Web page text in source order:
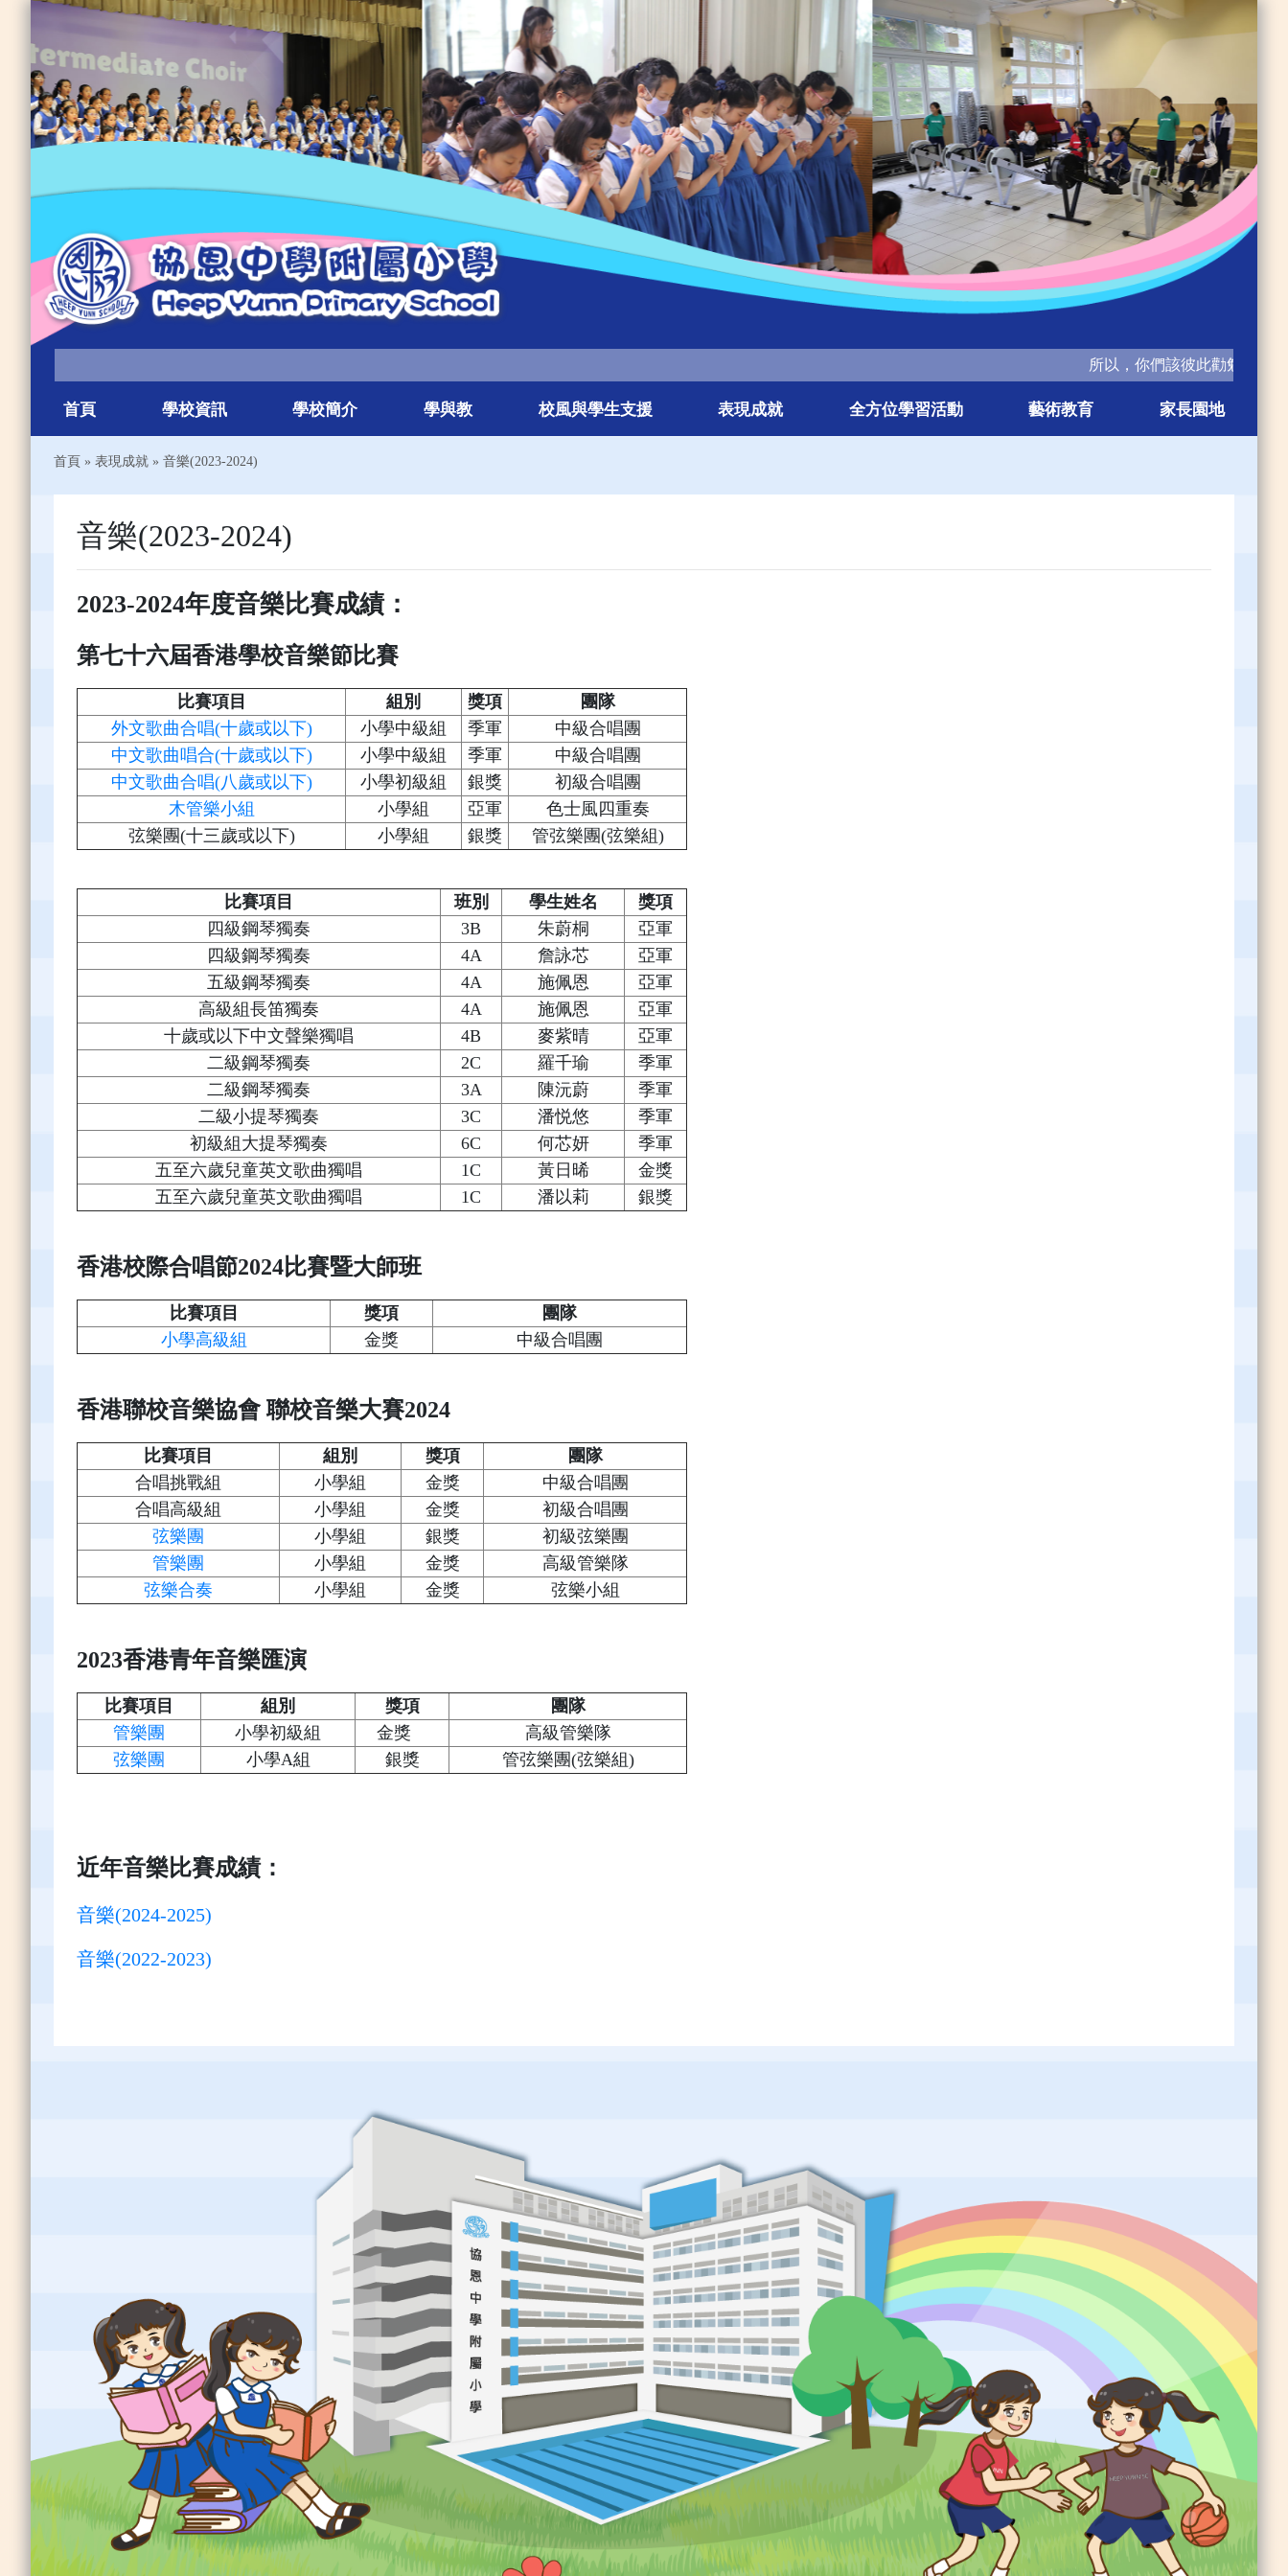
所以，你們該彼此勸勉，互相
首頁 學校資訊 學校簡介 學與教 校風與學生支援 表現成就 全方位學習活動 藝術教育 家長園地
首頁 » 表現成就 » 音樂(2023-2024)
音樂(2023-2024)
2023-2024年度音樂比賽成績：
第七十六屆香港學校音樂節比賽
比賽項目 組別 獎項
團隊
外文歌曲合唱(十歲或以下)
小學中級組 季軍
中級合唱團
中文歌曲唱合(十歲或以下)
小學中級組 季軍
中級合唱團
中文歌曲合唱(八歲或以下)
小學初級組 銀獎
初級合唱團
木管樂小組
小學組 亞軍
色士風四重奏
弦樂團(十三歲或以下)
小學組 銀獎 管弦樂團(弦樂組)
比賽項目 班別 學生姓名
獎項
四級鋼琴獨奏
3B 朱蔚桐
亞軍
四級鋼琴獨奏
4A 詹詠芯
亞軍
五級鋼琴獨奏
4A 施佩恩
亞軍
高級組長笛獨奏
4A 施佩恩
亞軍
十歲或以下中文聲樂獨唱
4B 麥紫晴
亞軍
二級鋼琴獨奏
2C 羅千瑜
季軍
二級鋼琴獨奏
3A 陳沅蔚
季軍
二級小提琴獨奏
3C 潘悦悠
季軍
初級組大提琴獨奏
6C 何芯妍
季軍
五至六歲兒童英文歌曲獨唱
1C 黃日晞
金獎
五至六歲兒童英文歌曲獨唱
1C 潘以莉 銀獎
香港校際合唱節2024比賽暨大師班
比賽項目 獎項
團隊
小學高級組
金獎 中級合唱團
香港聯校音樂協會 聯校音樂大賽2024
比賽項目 組別 獎項
團隊
合唱挑戰組
小學組 金獎
中級合唱團
合唱高級組
小學組 金獎
初級合唱團
弦樂團
小學組 銀獎
初級弦樂團
管樂團
小學組 金獎
高級管樂隊
弦樂合奏
小學組 金獎 弦樂小組
2023香港青年音樂匯演
比賽項目 組別 獎項
團隊
管樂團
小學初級組 金獎
高級管樂隊
弦樂團
小學A組 銀獎 管弦樂團(弦樂組)
近年音樂比賽成績：
音樂(2024-2025)
音樂(2022-2023)